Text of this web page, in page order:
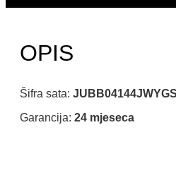
OPIS
Šifra sata: JUBB04144JWYGS
Garancija: 24 mjeseca